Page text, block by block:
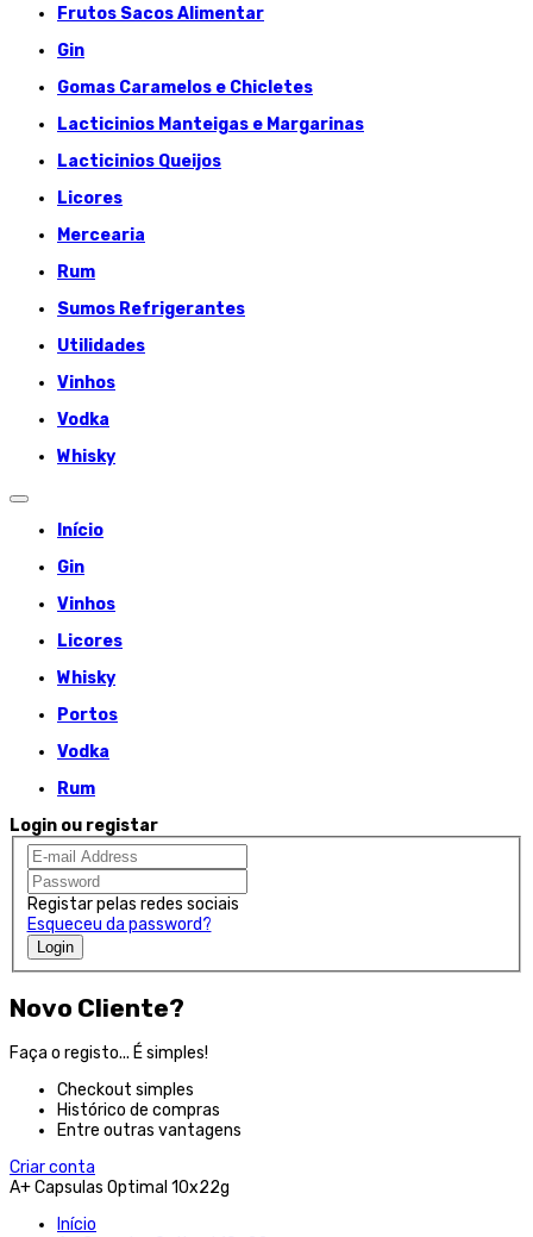
Frutos Sacos Alimentar
Gin
Gomas Caramelos e Chicletes
Lacticinios Manteigas e Margarinas
Lacticinios Queijos
Licores
Mercearia
Rum
Sumos Refrigerantes
Utilidades
Vinhos
Vodka
Whisky
Início
Gin
Vinhos
Licores
Whisky
Portos
Vodka
Rum
Login ou registar
Registar pelas redes sociais
Esqueceu da password?
Login
Novo Cliente?
Faça o registo... É simples!
Checkout simples
Histórico de compras
Entre outras vantagens
Criar conta
A+ Capsulas Optimal 10x22g
Início